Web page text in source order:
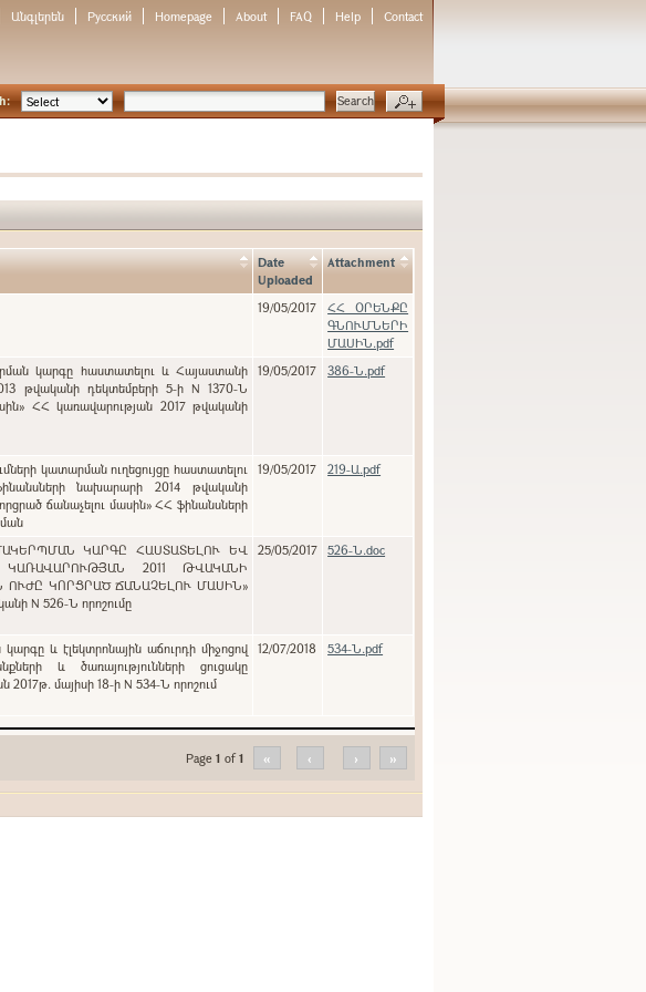
Անգլերեն Русский Homepage About FAQ Help Contact
Date
Uploaded
Attachment
19/05/2017
ՀՀ ՕՐԵՆՔԸ
ԳՆՈՒՄՆԵՐԻ
ՄԱՍԻՆ.pdf
կարգը հաստատելու և Հայաստանի
թվականի դեկտեմբերի 5-ի N 1370-Ն
ՀՀ կառավարության 2017 թվականի
19/05/2017 386-Ն.pdf
կատարման ուղեցույցը հաստատելու
նախարարի 2014 թվականի
ճանաչելու մասին» ՀՀ ֆինանսների
19/05/2017 219-Ա.pdf
ԿԱՐԳԸ ՀԱՍՏԱՏԵԼՈՒ ԵՎ
2011 ԹՎԱԿԱՆԻ
ՈՒԺԸ ԿՈՐՑՐԱԾ ՃԱՆԱՉԵԼՈՒ ՄԱՍԻՆ»
N 526-Ն որոշումը
25/05/2017 526-Ն.doc
և էլեկտրոնային աճուրդի միջոցով
և ծառայությունների ցուցակը
մայիսի 18-ի N 534-Ն որոշում
12/07/2018 534-Ն.pdf
Page 1 of1 « ‹ › »